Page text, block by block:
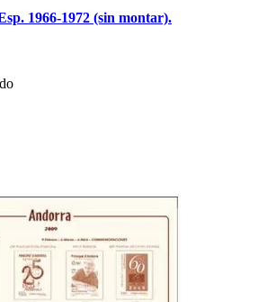
1966-1972 (sin montar).